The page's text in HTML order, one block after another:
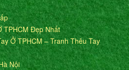
TPHCM Đẹp Nhất
Ở TPHCM – Tranh Thêu Tay
Nội